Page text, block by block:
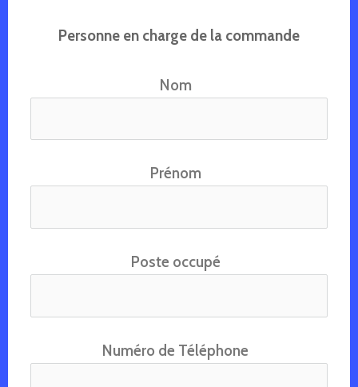
Personne en charge de la commande
Nom
Prénom
Poste occupé
Numéro de Téléphone